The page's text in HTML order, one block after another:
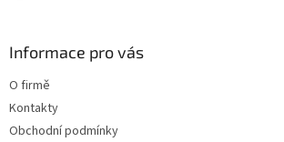
Informace pro vás
O firmě
Kontakty
Obchodní podmínky